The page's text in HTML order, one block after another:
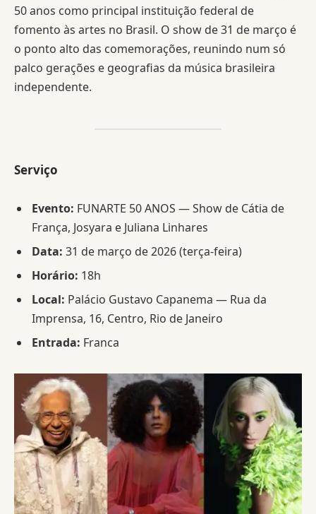
50 anos como principal instituição federal de
fomento às artes no Brasil. O show de 31 de março é
o ponto alto das comemorações, reunindo num só
palco gerações e geografias da música brasileira
independente.
Serviço
Evento: FUNARTE 50 ANOS — Show de Cátia de
França, Josyara e Juliana Linhares
Data: 31 de março de 2026 (terça-feira)
Horário: 18h
Local: Palácio Gustavo Capanema — Rua da
Imprensa, 16, Centro, Rio de Janeiro
Entrada: Franca